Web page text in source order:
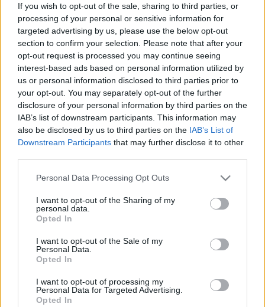
If you wish to opt-out of the sale, sharing to third parties, or
processing of your personal or sensitive information for
targeted advertising by us, please use the below opt-out
section to confirm your selection. Please note that after your
opt-out request is processed you may continue seeing
interest-based ads based on personal information utilized by
us or personal information disclosed to third parties prior to
your opt-out. You may separately opt-out of the further
disclosure of your personal information by third parties on the
IAB’s list of downstream participants. This information may
also be disclosed by us to third parties on the IAB’s List of
Downstream Participants that may further disclose it to other
Please note that this website/app uses one or more Google
not limited to your visit or usage behaviour. You may click to
grant or deny consent to Google and its third-party tags to
use your data for below specified purposes in below Google
consent section.
Personal Data Processing Opt Outs
I want to opt-out of the Sharing of my
personal data.
Opted In
I want to opt-out of the Sale of my
Personal Data.
Opted In
I want to opt-out of processing my
Personal Data for Targeted Advertising.
Opted In
neogenitori, quelli in attesa di notizie, si trovano di
fronte a una realtà inaccettabile: i parcheggi…
Leggi l’articolo →
ULTIME NOTIZIE
Spin Time: Un’opportunità o un
rischio per le collaborazioni
internazionali?
Meteo Roma, previsioni di oggi 9
Agosto 2026: poco nuvoloso
49 minuti fa
Scout colpito da fulmine:
1 ora fa